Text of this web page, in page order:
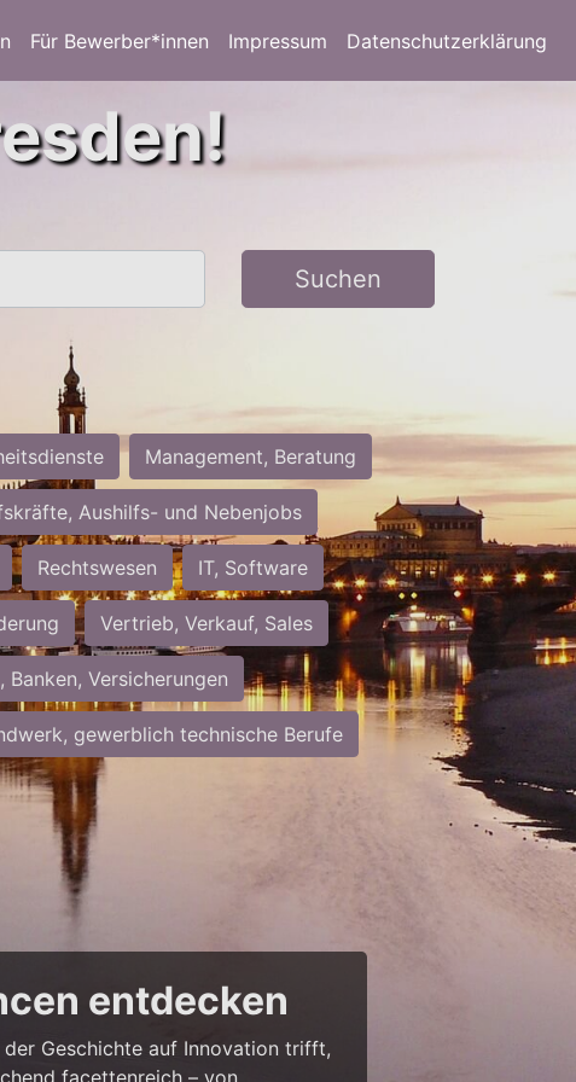
Für Bewerber*innen Impressum Datenschutzerklärung
Suchen
Management, Beratung
Aushilfs- und Nebenjobs
Rechtswesen IT, Software
Vertrieb, Verkauf, Sales
Banken, Versicherungen
gewerblich technische Berufe
entdecken
der Geschichte auf Innovation trifft,